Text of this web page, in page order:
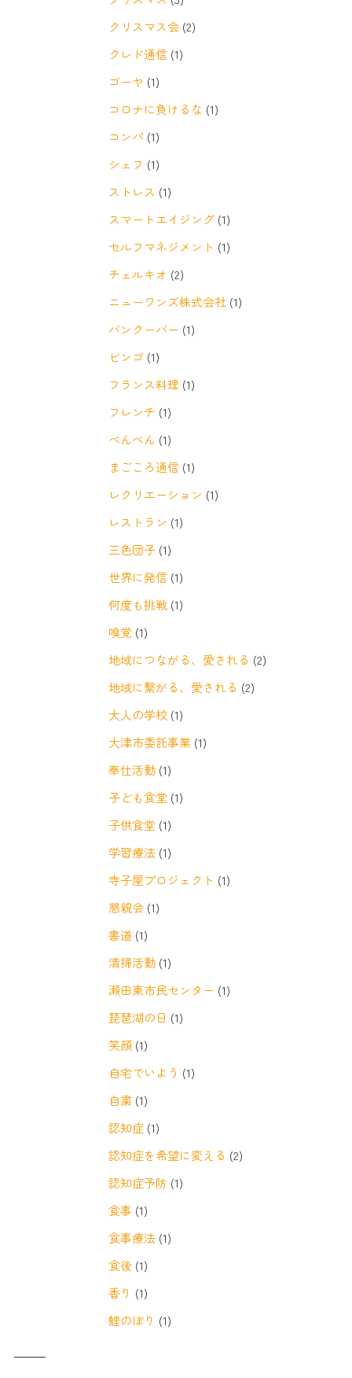
クリスマス会 (2)
クレド通信 (1)
ゴーヤ (1)
コロナに負けるな (1)
コンパ (1)
シェフ (1)
ストレス (1)
スマートエイジング (1)
セルフマネジメント (1)
チェルキオ (2)
ニューワンズ株式会社 (1)
バンクーバー (1)
ビンゴ (1)
フランス料理 (1)
フレンチ (1)
べんべん (1)
まごころ通信 (1)
レクリエーション (1)
レストラン (1)
三色団子 (1)
世界に発信 (1)
何度も挑戦 (1)
嗅覚 (1)
地域につながる、愛される (2)
地域に繋がる、愛される (2)
大人の学校 (1)
大津市委託事業 (1)
奉仕活動 (1)
子ども食堂 (1)
子供食堂 (1)
学習療法 (1)
寺子屋プロジェクト (1)
懇親会 (1)
書道 (1)
清掃活動 (1)
瀬田東市民センター (1)
琵琶湖の日 (1)
笑顔 (1)
自宅でいよう (1)
自粛 (1)
認知症 (1)
認知症を希望に変える (2)
認知症予防 (1)
食事 (1)
食事療法 (1)
食後 (1)
香り (1)
鯉のぼり (1)